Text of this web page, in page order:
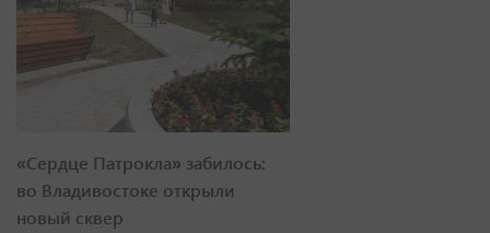
«Сердце Патрокла» забилось:
во Владивостоке открыли
новый сквер